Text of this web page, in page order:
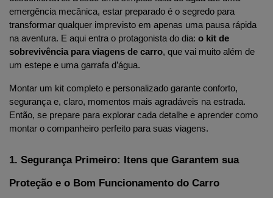
emergência mecânica, estar preparado é o segredo para
transformar qualquer imprevisto em apenas uma pausa rápida
na aventura. E aqui entra o protagonista do dia: o kit de
sobrevivência para viagens de carro, que vai muito além de
um estepe e uma garrafa d’água.
Montar um kit completo e personalizado garante conforto,
segurança e, claro, momentos mais agradáveis na estrada.
Então, se prepare para explorar cada detalhe e aprender como
montar o companheiro perfeito para suas viagens.
1. Segurança Primeiro: Itens que Garantem sua
Proteção e o Bom Funcionamento do Carro